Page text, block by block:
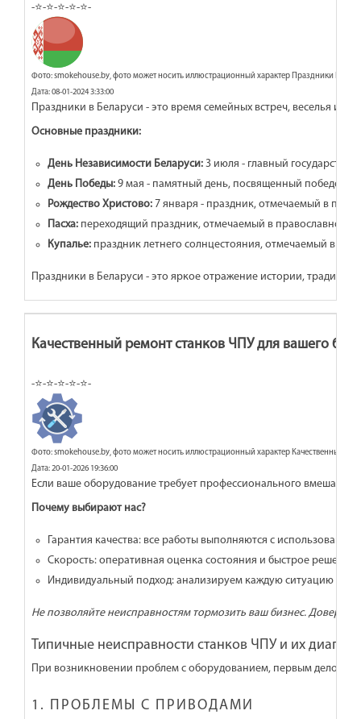
-⭐-⭐-⭐-⭐-⭐-
Фото: smokehouse.by, фото может носить иллюстрационный характер Праздники
Дата: 08-01-2024 3:33:00
Праздники в Беларуси - это время семейных встреч, веселья и
Основные праздники:
День Независимости Беларуси: 3 июля - главный
День Победы: 9 мая - памятный день, посвященный победе в
Рождество Христово: 7 января - праздник, отмечаемый в
Пасха: переходящий праздник, отмечаемый в православном
Купалье: праздник летнего солнцестояния, отмечаемый в
Праздники в Беларуси - это яркое отражение истории,
Качественный ремонт станков ЧПУ для вашего
-⭐-⭐-⭐-⭐-⭐-
Фото: smokehouse.by, фото может носить иллюстрационный характер Качественный
Дата: 20-01-2026 19:36:00
Если ваше оборудование требует профессионального
Почему выбирают нас?
Гарантия качества: все работы выполняются с
Скорость: оперативная оценка состояния и быстрое решение
Индивидуальный подход: анализируем каждую ситуацию и
Не позволяйте неисправностям тормозить ваш бизнес.
Типичные неисправности станков ЧПУ и их
При возникновении проблем с оборудованием, первым делом
1. ПРОБЛЕМЫ С ПРИВОДАМИ